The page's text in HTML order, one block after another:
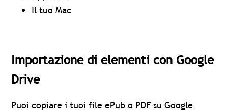
Il tuo Mac
Importazione di elementi con Google
Drive
Puoi copiare i tuoi file ePub o PDF suGoogle